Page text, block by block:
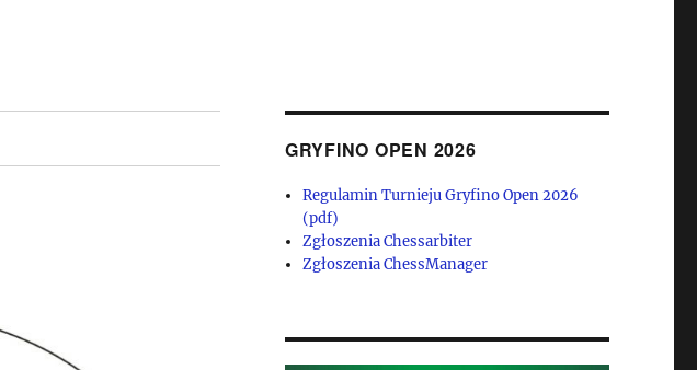
GRYFINO OPEN 2026
Regulamin Turnieju Gryfino Open 2026
(pdf)
Zgłoszenia Chessarbiter
Zgłoszenia ChessManager